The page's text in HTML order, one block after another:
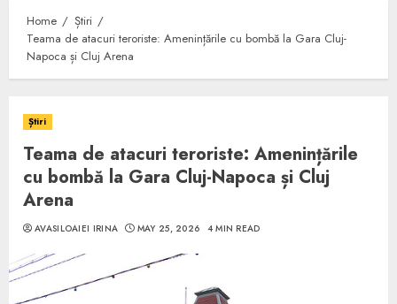
Home
Știri
Teama de atacuri teroriste: Amenințările cu bombă la Gara Cluj-
Napoca și Cluj Arena
Știri
Teama de atacuri teroriste: Amenințările
cu bombă la Gara Cluj-Napoca și Cluj
Arena
AVASILOAIEI IRINA MAY 25, 2026 4 MIN READ